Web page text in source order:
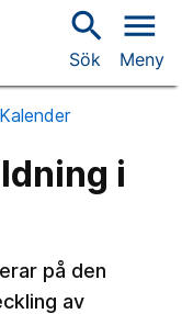
search
Sök
menu
Meny
Kalender
i
på den
av